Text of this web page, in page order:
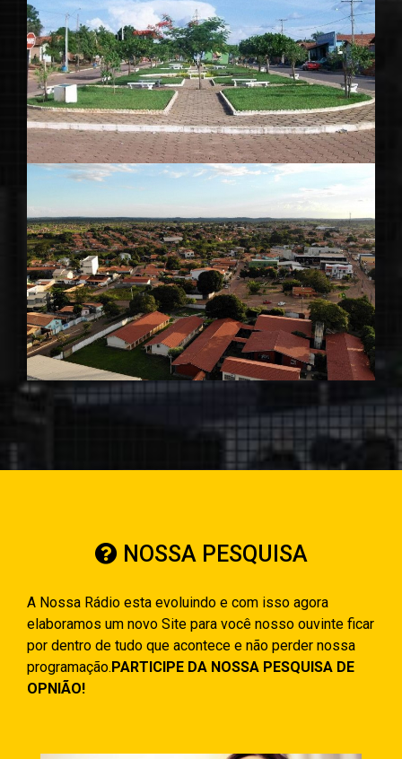
NOSSA PESQUISA
A Nossa Rádio esta evoluindo e com isso agora
elaboramos um novo Site para você nosso ouvinte ficar
por dentro de tudo que acontece e não perder nossa
programação. PARTICIPE DA NOSSA PESQUISA DE
OPNIÃO!